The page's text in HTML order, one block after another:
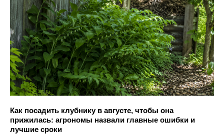
Как посадить клубнику в августе, чтобы она
прижилась: агрономы назвали главные ошибки и
лучшие сроки